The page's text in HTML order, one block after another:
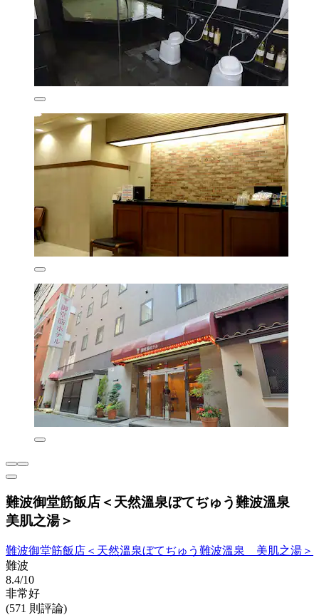
難波御堂筋飯店＜天然溫泉ぼてぢゅう難波溫泉
美肌之湯＞
難波御堂筋飯店＜天然溫泉ぼてぢゅう難波溫泉 美肌之湯＞
難波
8.4/10
非常好
(571 則評論)